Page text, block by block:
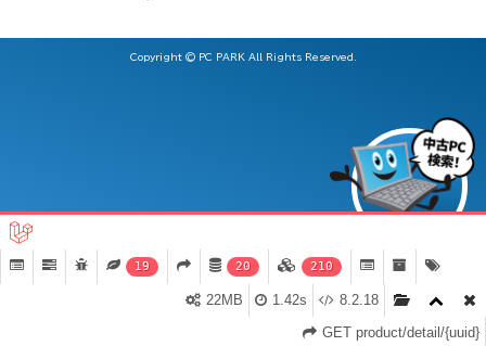
Copyright © PC PARK All Rights Reserved.
19 20 210
8.2.18
1.42s
22MB
GET product/detail/{uuid}